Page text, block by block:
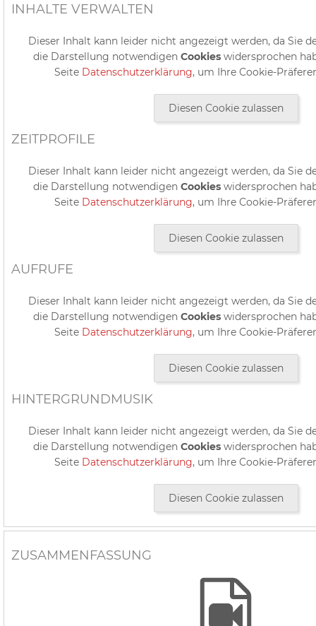
INHALTE VERWALTEN
Dieser Inhalt kann leider nicht angezeigt werden, da Sie
die Darstellung notwendigen Cookieswidersprochen
Seite Datenschutzerklärung, um Ihre Cookie-
Diesen Cookie zulassen
ZEITPROFILE
Dieser Inhalt kann leider nicht angezeigt werden, da Sie
die Darstellung notwendigen Cookieswidersprochen
Seite Datenschutzerklärung, um Ihre Cookie-
Diesen Cookie zulassen
AUFRUFE
Dieser Inhalt kann leider nicht angezeigt werden, da Sie
die Darstellung notwendigen Cookieswidersprochen
Seite Datenschutzerklärung, um Ihre Cookie-
Diesen Cookie zulassen
HINTERGRUNDMUSIK
Dieser Inhalt kann leider nicht angezeigt werden, da Sie
die Darstellung notwendigen Cookieswidersprochen
Seite Datenschutzerklärung, um Ihre Cookie-
Diesen Cookie zulassen
ZUSAMMENFASSUNG